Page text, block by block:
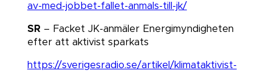
av-med-jobbet-fallet-anmals-till-jk/
SR – Facket JK-anmäler Energimyndigheten
efter att aktivist sparkats
https://sverigesradio.se/artikel/klimataktivist-